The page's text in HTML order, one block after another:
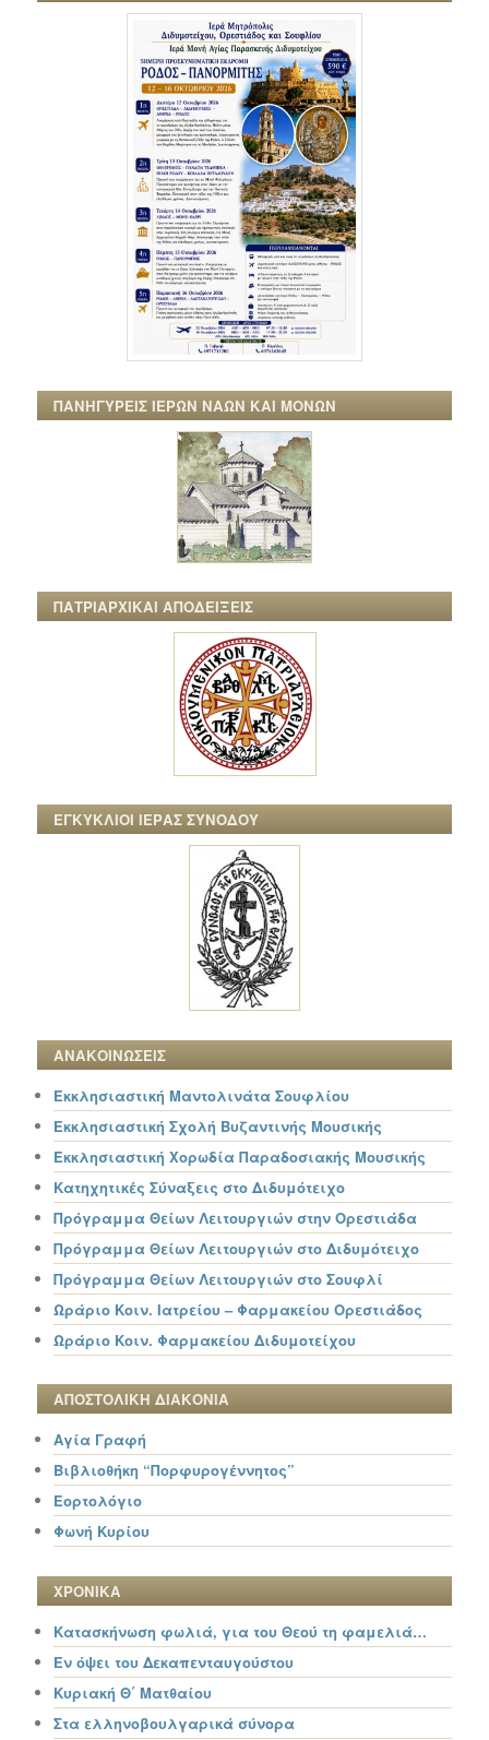
ΠΑΝΗΓΥΡΕΙΣ ΙΕΡΩΝ ΝΑΩΝ ΚΑΙ ΜΟΝΩΝ
ΠΑΤΡΙΑΡΧΙΚΑΙ ΑΠΟΔΕΙΞΕΙΣ
ΕΓΚΥΚΛΙΟΙ ΙΕΡΑΣ ΣΥΝΟΔΟΥ
ΑΝΑΚΟΙΝΩΣΕΙΣ
Εκκλησιαστική Μαντολινάτα Σουφλίου
Εκκλησιαστική Σχολή Βυζαντινής Μουσικής
Εκκλησιαστική Χορωδία Παραδοσιακής Μουσικής
Κατηχητικές Σύναξεις στο Διδυμότειχο
Πρόγραμμα Θείων Λειτουργιών στην Ορεστιάδα
Πρόγραμμα Θείων Λειτουργιών στο Διδυμότειχο
Πρόγραμμα Θείων Λειτουργιών στο Σουφλί
Ωράριο Κοιν. Ιατρείου – Φαρμακείου Ορεστιάδος
Ωράριο Κοιν. Φαρμακείου Διδυμοτείχου
ΑΠΟΣΤΟΛΙΚΗ ΔΙΑΚΟΝΙΑ
Αγία Γραφή
Βιβλιοθήκη “Πορφυρογέννητος”
Εορτολόγιο
Φωνή Κυρίου
ΧΡΟΝΙΚΑ
Κατασκήνωση φωλιά, για του Θεού τη φαμελιά…
Εν όψει του Δεκαπενταυγούστου
Κυριακή Θ΄ Ματθαίου
Στα ελληνοβουλγαρικά σύνορα